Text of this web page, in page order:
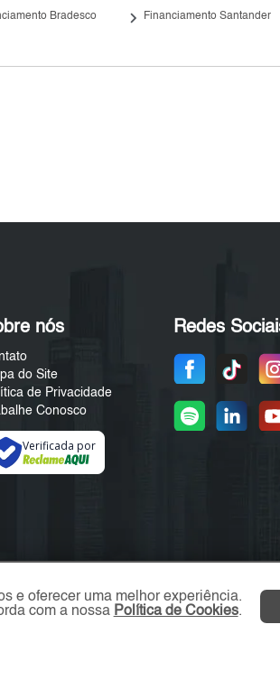
Bradesco keyboard_arrow_right Financiamento Santander
nós
do Site
de Privacidade
Conosco
Verificada por
Redes
e oferecer uma melhor experiência.
com a nossa Política de Cookies.